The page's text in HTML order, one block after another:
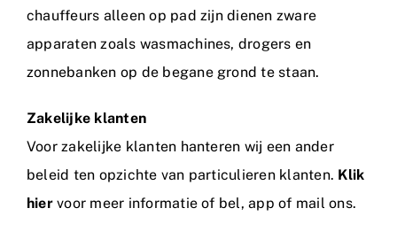
chauffeurs alleen op pad zijn dienen zware
apparaten zoals wasmachines, drogers en
zonnebanken op de begane grond te staan.
Zakelijke klanten
Voor zakelijke klanten hanteren wij een ander
beleid ten opzichte van particulieren klanten. Klik
hiervoor meer informatie of bel, app of mail ons.